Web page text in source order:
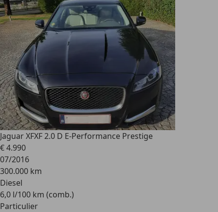
Jaguar XFXF 2.0 D E-Performance Prestige
€ 4.990
07/2016
300.000 km
Diesel
6,0 l/100 km (comb.)
Particulier